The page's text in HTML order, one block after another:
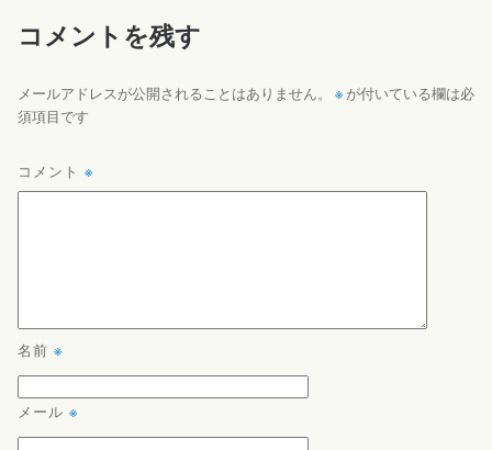
コメントを残す
メールアドレスが公開されることはありません。 ※ が付いている欄は必
須項目です
コメント ※
名前 ※
メール ※